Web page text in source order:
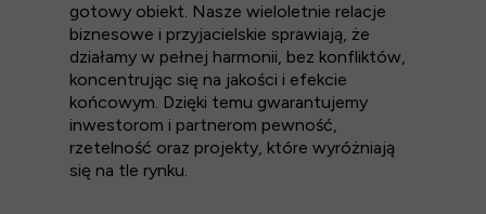
gotowy obiekt. Nasze wieloletnie relacje
biznesowe i przyjacielskie sprawiają, że
działamy w pełnej harmonii, bez konfliktów,
koncentrując się na jakości i efekcie
końcowym. Dzięki temu gwarantujemy
inwestorom i partnerom pewność,
rzetelność oraz projekty, które wyróżniają
się na tle rynku.